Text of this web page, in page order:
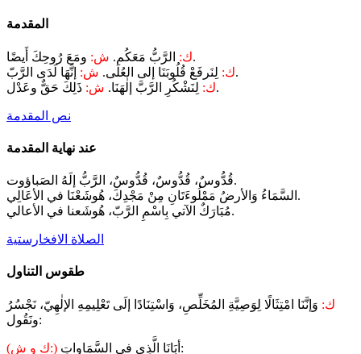
المقدمة
ك: الرَّبُّ مَعَكُم. ش:
ومَعَ رُوحِكَ أَيضًا.
ك: لِنَرفَعْ قُلُوبَنَا إلى العُلَى. ش:
إنَّهَا لَدَى الرَّبّ.
ك: لِنَشْكُرِ الرَّبَّ إلٰهَنَا. ش: ذَلِكَ حَقٌّ وعَدْل.
نص المقدمة
عند نهاية المقدمة
قُدُّوسٌ، قُدُّوسٌ، قُدُّوسٌ، الرَّبُّ إلَهُ الصَباؤوت.
السَّمَاءُ وَالأرضُ مَمْلُوءَتَانِ مِنْ مَجْدِكَ، هُوشَعْنَا في الأعَالِي.
مُبَارَكٌ الآتي بِاسْمِ الرَّبّ، هُوشَعنا في الأعالي.
الصلاة الافخارستية
طقوس التناول
ك: وَإنَّنَا امْتِثَالًا لِوَصِيَّةِ المُخَلِّصِ، وَاسْتِنَادًا إلَى تَعْلِيمِهِ الإلٰهِيّ، نَجْسُرُ
ونَقُول:
(ك و ش:)
أبَانَا الَّذِي في السَّمَاواتِ: